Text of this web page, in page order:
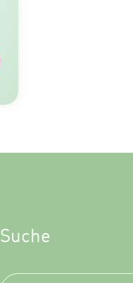
Suche